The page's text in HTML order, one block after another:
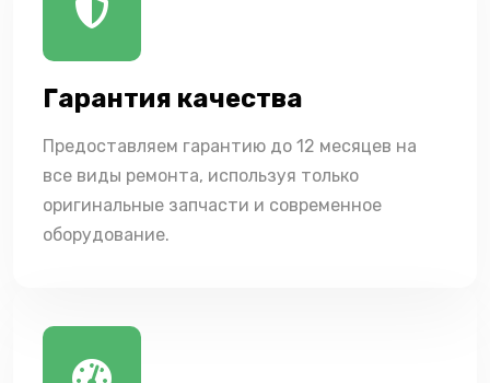
Гарантия качества
Предоставляем гарантию до 12 месяцев на
все виды ремонта, используя только
оригинальные запчасти и современное
оборудование.